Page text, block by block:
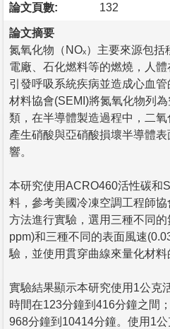
論文頁數: 132
論文摘要
氮氧化物（NОₓ）主要來源包括
電廠、石化燃料等的燃燒，人
引發呼吸系統疾病並造成心血
材料協會(SEMI)將氮氧化物列
類，在半導體製造過程中，二
產生硝酸與亞硝酸損壞半導體
響。
本研究使用ACRO460活性碳和
料，參考美國冷凍空調工程師
方法進行實驗，選用三種不同
ppm)和三種不同的表面風速
驗，並使用貫穿曲線來量化材料
實驗結果顯示本研究使用1公克
時間在123分鐘到416分鐘之間
968分鐘到10414分鐘。使用1